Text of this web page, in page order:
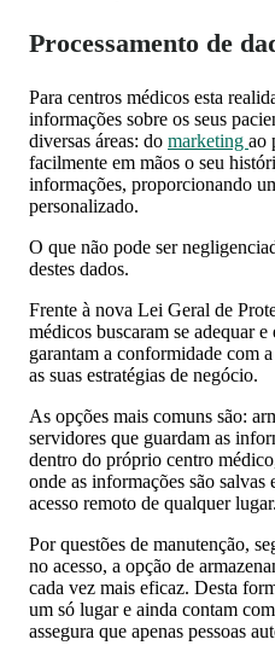
Processamento de
Para centros médicos esta
informações sobre os seus
diversas áreas: do marketing ao
facilmente em mãos o seu
informações, proporcionando
personalizado.
O que não pode ser
destes dados.
Frente à nova Lei Geral de
médicos buscaram se adequar
garantam a conformidade com
as suas estratégias de negócio.
As opções mais comuns são:
servidores que guardam as
dentro do próprio centro
onde as informações são
acesso remoto de qualquer lugar.
Por questões de manutenção,
no acesso, a opção de
cada vez mais eficaz. Desta
um só lugar e ainda contam
assegura que apenas pessoas